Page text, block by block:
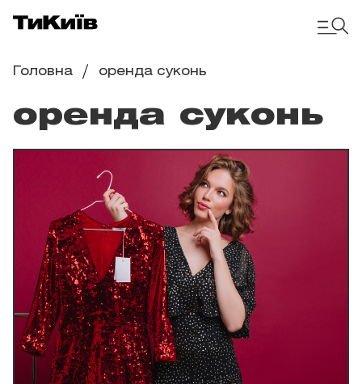
Головна оренда суконь
оренда суконь